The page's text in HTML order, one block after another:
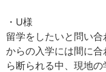
・U様
留学をしたいと問い
からの入学には間に
ら断られる中、現地